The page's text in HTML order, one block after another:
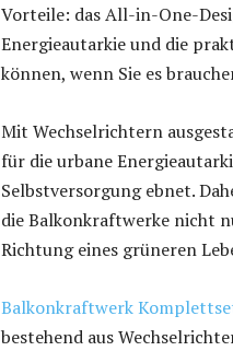
Vorteile: das All-in-One-
Energieautarkie und die
können, wenn Sie es
Mit Wechselrichtern
für die urbane
Selbstversorgung ebnet.
die Balkonkraftwerke nicht
Richtung eines grüneren
Balkonkraftwerk
bestehend aus